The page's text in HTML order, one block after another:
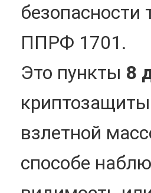
безопасности
ППРФ 1701.
Это пункты 8
взлетной
способе